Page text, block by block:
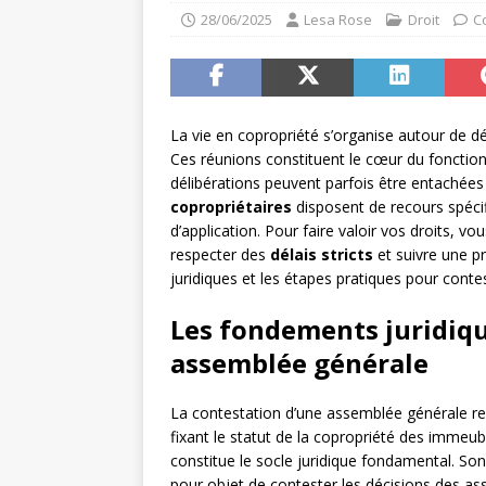
28/06/2025 Lesa Rose Droit
La vie en copropriété s’organise autour de
Ces réunions constituent le cœur du
délibérations peuvent parfois être
copropriétaires disposent de recours
d’application. Pour faire valoir vos droits,
respecter des délais stricts et suivre une
juridiques et les étapes pratiques pour
Les fondements
assemblée générale
La contestation d’une assemblée générale
fixant le statut de la copropriété des
constitue le socle juridique fondamental.